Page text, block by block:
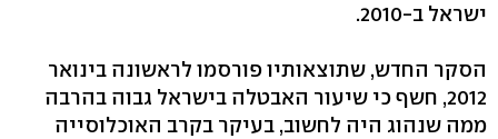
ישראל ב-2010.
הסקר החדש, שתוצאותיו פורסמו לראשונה בינואר
2012, חשף כי שיעור האבטלה בישראל גבוה בהרבה
ממה שנהוג היה לחשוב, בעיקר בקרב האוכלוסייה